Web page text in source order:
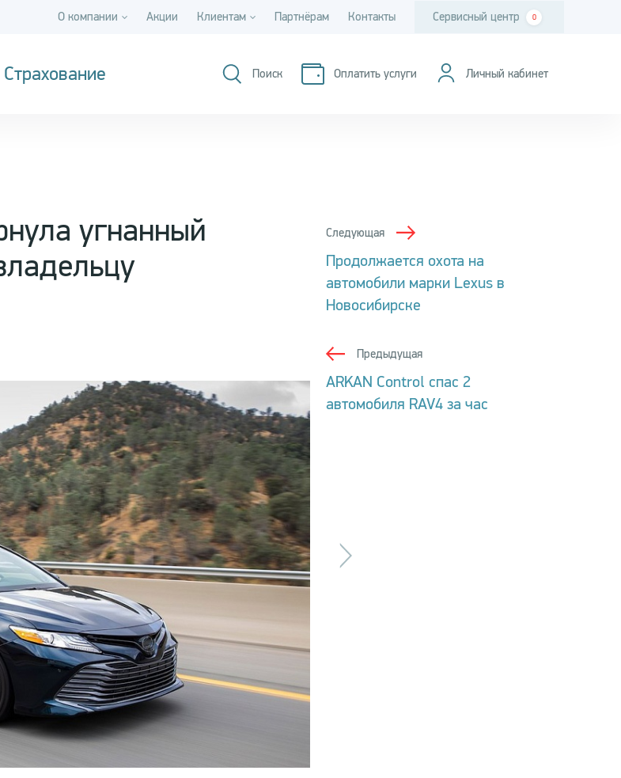
О компании Акции Клиентам Партнёрам Контакты Сервисный центр 0
Страхование Поиск Оплатить услуги Личный кабинет
угнанный
Следующая
Продолжается охота на
автомобили марки Lexus в
Новосибирске
Предыдущая
ARKAN Control спас 2
автомобиля RAV4 за час